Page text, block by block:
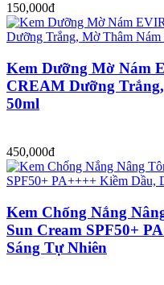
150,000đ
Kem Dưỡng Mờ Nám
CREAM Dưỡng
50ml
450,000đ
Kem Chống Nắng
Sun Cream SPF50+
Sáng Tự Nhiên